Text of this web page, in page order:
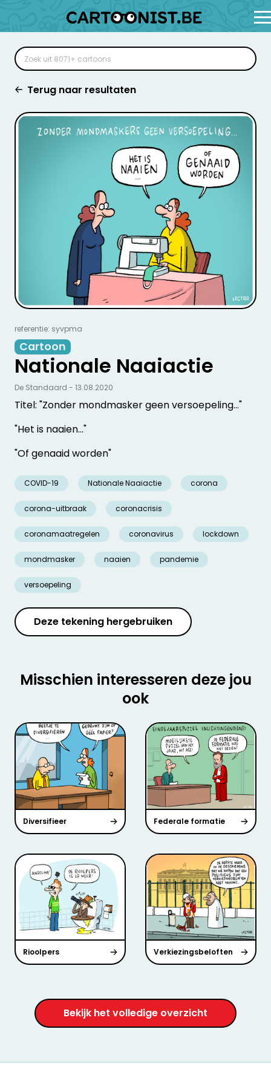
Terug naar resultaten
referentie: syvpma
Cartoon
Nationale Naaiactie
Titel: "Zonder mondmasker geen versoepeling..."
"Het is naaien..."
"Of genaaid worden"
COVID-19 Nationale Naaiactie corona
corona-uitbraak coronacrisis
coronamaatregelen coronavirus lockdown
mondmasker naaien pandemie
versoepeling
De Standaard - 13.08.2020
Deze tekening hergebruiken
Misschien interesseren deze jou
ook
Diversifieer Federale formatie
Rioolpers Verkiezingsbeloften
Bekijk het volledige overzicht